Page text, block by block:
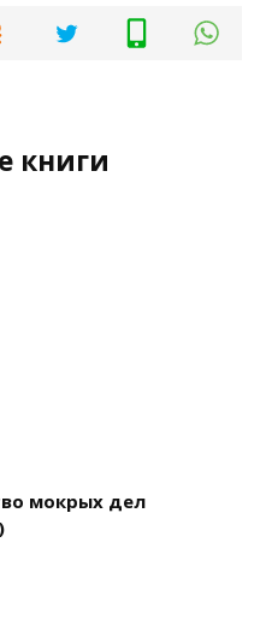
книги
мокрых дел